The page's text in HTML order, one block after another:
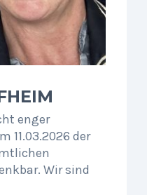
enger
11.03.2026 der
Wir sind